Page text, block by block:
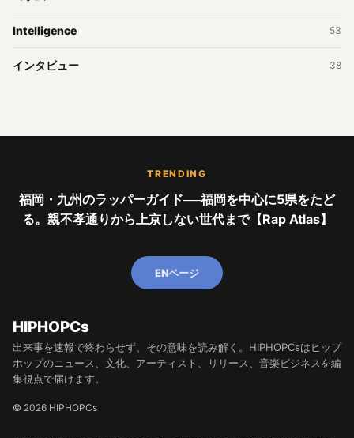
Intelligence 53
インタビュー 38
TRENDING
福岡・九州のラッパーガイド──福岡を中心に5県をたど
る。親不孝通りから上京しない世代まで【Rap Atlas】
ENページ
HIPHOPCs
出来事を速報で終わらせず、その意味を読み解く。HIPHOPCsはヒップ
ホップのニュース、文化、アーティスト、リリース、音楽ビジネスを編
集視点で届けます。
© 2026 HIPHOPCs